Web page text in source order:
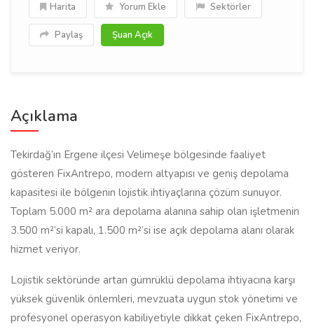
Harita Yorum Ekle Sektörler
Paylaş Şuan Açık
Açıklama
Tekirdağ’ın Ergene ilçesi Velimeşe bölgesinde faaliyet
gösteren FixAntrepo, modern altyapısı ve geniş depolama
kapasitesi ile bölgenin lojistik ihtiyaçlarına çözüm sunuyor.
Toplam 5.000 m² ara depolama alanına sahip olan işletmenin
3.500 m²’si kapalı, 1.500 m²’si ise açık depolama alanı olarak
hizmet veriyor.
Lojistik sektöründe artan gümrüklü depolama ihtiyacına karşı
yüksek güvenlik önlemleri, mevzuata uygun stok yönetimi ve
profesyonel operasyon kabiliyetiyle dikkat çeken FixAntrepo,